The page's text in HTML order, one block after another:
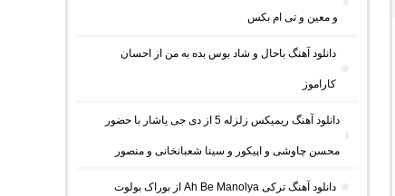
و معین و تی ام بکس
دانلود آهنگ باحال و شاد بوس بده به من از احسان
کاراموز
دانلود آهنگ ریمیکس زلزله 5 از دی جی یاشار با حضور
محسن چاوشی و اپیکور و سینا شعبانخانی و منصور
دانلود آهنگ ترکی Ah Be Manolya از بوراک بولوت